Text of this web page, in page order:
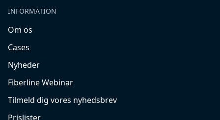
INFORMATION
Om os
Cases
Nyheder
Fiberline Webinar
Tilmeld dig vores nyhedsbrev
Prislister